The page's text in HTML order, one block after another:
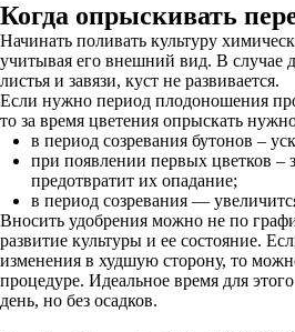
Когда опрыскивать
Начинать поливать культуру
учитывая его внешний вид. В случае
листья и завязи, куст не развивается.
Если нужно период плодоношения
то за время цветения опрыскать
в период созревания бутонов –
при появлении первых цветков –
предотвратит их опадание;
в период созревания —
Вносить удобрения можно не по
развитие культуры и ее состояние.
изменения в худшую сторону, то
процедуре. Идеальное время для
день, но без осадков.